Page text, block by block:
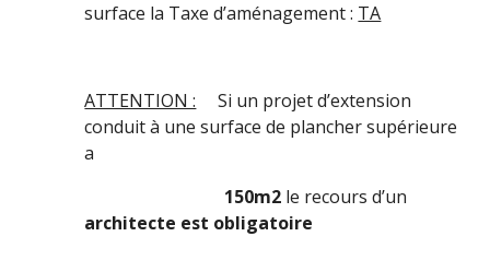
surface la Taxe d’aménagement : TA
ATTENTION : Si un projet d’extension
conduit à une surface de plancher supérieure
a
150m2 le recours d’un
architecte est obligatoire